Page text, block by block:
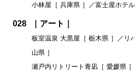
小林屋［ 兵庫県 ］／富士屋ホテル
028 ｜アート｜
板室温泉 大黒屋［ 栃木県 ］／リ
山県 ］
瀬戸内リトリート青凪［ 愛媛県 ］